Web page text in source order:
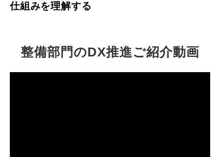
仕組みを理解する
整備部門のDX推進ご紹介動画